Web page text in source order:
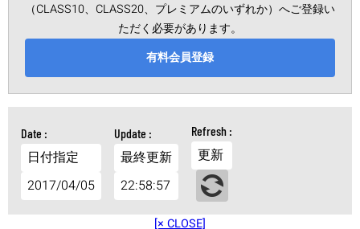
（CLASS10、CLASS20、プレミアムのいずれか）へご登録い
ただく必要があります。
有料会員登録
日付指定
2017/04/05
最終更新
22:58:57
更新
[× CLOSE]